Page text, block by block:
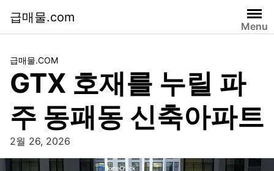
급매물.com
Menu
급매물.COM
GTX 호재를 누릴 파
주 동패동 신축아파트
2월 26, 2026